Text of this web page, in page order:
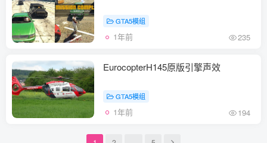
GTA5模组
1年前 235
EurocopterH145原版引擎声效
GTA5模组
1年前 194